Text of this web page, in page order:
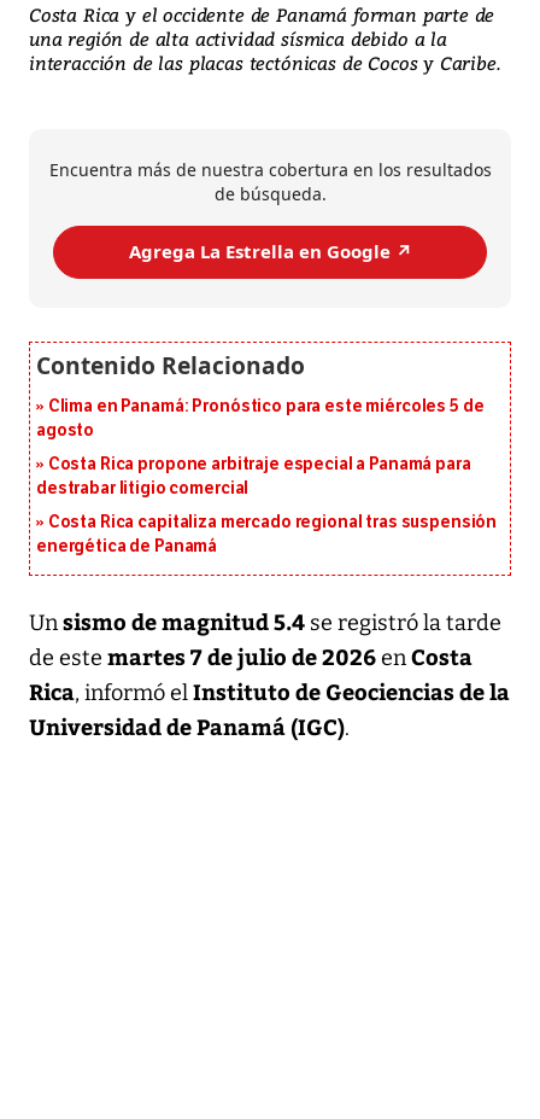
Costa Rica y el occidente de Panamá forman parte de
una región de alta actividad sísmica debido a la
interacción de las placas tectónicas de Cocos y Caribe.
Encuentra más de nuestra cobertura en los resultados
de búsqueda.
Agrega La Estrella en Google ↗️
Clima en Panamá: Pronóstico para este miércoles 5 de
agosto
Costa Rica propone arbitraje especial a Panamá para
destrabar litigio comercial
Costa Rica capitaliza mercado regional tras suspensión
energética de Panamá
Unsismo de magnitud 5.4 se registró la tarde
de este martes 7 de julio de 2026enCosta
Rica, informó elInstituto de Geociencias de la
Universidad de Panamá (IGC).